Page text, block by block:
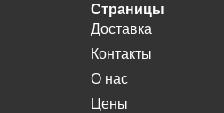
Страницы
Доставка
Контакты
О нас
Цены